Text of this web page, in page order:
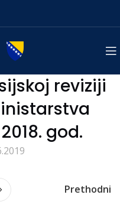
reviziji
god.
Prethodni